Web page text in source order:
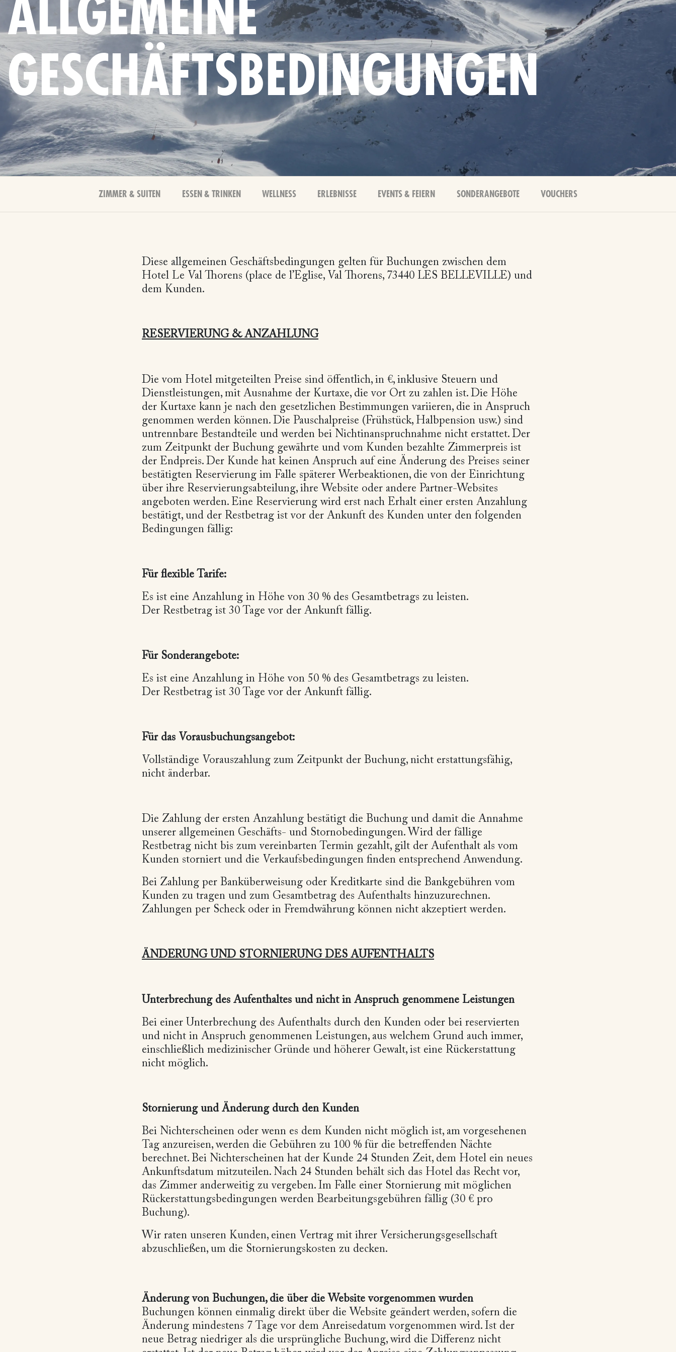
ALLGEMEINE
GESCHÄFTSBEDINGUNGEN
ZIMMER & SUITEN ESSEN & TRINKEN WELLNESS ERLEBNISSE EVENTS & FEIERN SONDERANGEBOTE VOUCHERS
Diese allgemeinen Geschäftsbedingungen gelten für Buchungen zwischen dem
Hotel Le Val Thorens (place de l’Eglise, Val Thorens, 73440 LES BELLEVILLE) und
dem Kunden.
RESERVIERUNG & ANZAHLUNG
Die vom Hotel mitgeteilten Preise sind öffentlich, in €, inklusive Steuern und
Dienstleistungen, mit Ausnahme der Kurtaxe, die vor Ort zu zahlen ist. Die Höhe
der Kurtaxe kann je nach den gesetzlichen Bestimmungen variieren, die in Anspruch
genommen werden können. Die Pauschalpreise (Frühstück, Halbpension usw.) sind
untrennbare Bestandteile und werden bei Nichtinanspruchnahme nicht erstattet. Der
zum Zeitpunkt der Buchung gewährte und vom Kunden bezahlte Zimmerpreis ist
der Endpreis. Der Kunde hat keinen Anspruch auf eine Änderung des Preises seiner
bestätigten Reservierung im Falle späterer Werbeaktionen, die von der Einrichtung
über ihre Reservierungsabteilung, ihre Website oder andere Partner-Websites
angeboten werden. Eine Reservierung wird erst nach Erhalt einer ersten Anzahlung
bestätigt, und der Restbetrag ist vor der Ankunft des Kunden unter den folgenden
Bedingungen fällig:
Für flexible Tarife:
Es ist eine Anzahlung in Höhe von 30 % des Gesamtbetrags zu leisten.
Der Restbetrag ist 30 Tage vor der Ankunft fällig.
Für Sonderangebote:
Es ist eine Anzahlung in Höhe von 50 % des Gesamtbetrags zu leisten.
Der Restbetrag ist 30 Tage vor der Ankunft fällig.
Für das Vorausbuchungsangebot:
Vollständige Vorauszahlung zum Zeitpunkt der Buchung, nicht erstattungsfähig,
nicht änderbar.
Die Zahlung der ersten Anzahlung bestätigt die Buchung und damit die Annahme
unserer allgemeinen Geschäfts- und Stornobedingungen. Wird der fällige
Restbetrag nicht bis zum vereinbarten Termin gezahlt, gilt der Aufenthalt als vom
Kunden storniert und die Verkaufsbedingungen finden entsprechend Anwendung.
Bei Zahlung per Banküberweisung oder Kreditkarte sind die Bankgebühren vom
Kunden zu tragen und zum Gesamtbetrag des Aufenthalts hinzuzurechnen.
Zahlungen per Scheck oder in Fremdwährung können nicht akzeptiert werden.
ÄNDERUNG UND STORNIERUNG DES AUFENTHALTS
Unterbrechung des Aufenthaltes und nicht in Anspruch genommene Leistungen
Bei einer Unterbrechung des Aufenthalts durch den Kunden oder bei reservierten
und nicht in Anspruch genommenen Leistungen, aus welchem Grund auch immer,
einschließlich medizinischer Gründe und höherer Gewalt, ist eine Rückerstattung
nicht möglich.
Stornierung und Änderung durch den Kunden
Bei Nichterscheinen oder wenn es dem Kunden nicht möglich ist, am vorgesehenen
Tag anzureisen, werden die Gebühren zu 100 % für die betreffenden Nächte
berechnet. Bei Nichterscheinen hat der Kunde 24 Stunden Zeit, dem Hotel ein neues
Ankunftsdatum mitzuteilen. Nach 24 Stunden behält sich das Hotel das Recht vor,
das Zimmer anderweitig zu vergeben. Im Falle einer Stornierung mit möglichen
Rückerstattungsbedingungen werden Bearbeitungsgebühren fällig (30 € pro
Buchung).
Wir raten unseren Kunden, einen Vertrag mit ihrer Versicherungsgesellschaft
abzuschließen, um die Stornierungskosten zu decken.
Änderung von Buchungen, die über die Website vorgenommen wurden
Buchungen können einmalig direkt über die Website geändert werden, sofern die
Änderung mindestens 7 Tage vor dem Anreisedatum vorgenommen wird. Ist der
neue Betrag niedriger als die ursprüngliche Buchung, wird die Differenz nicht